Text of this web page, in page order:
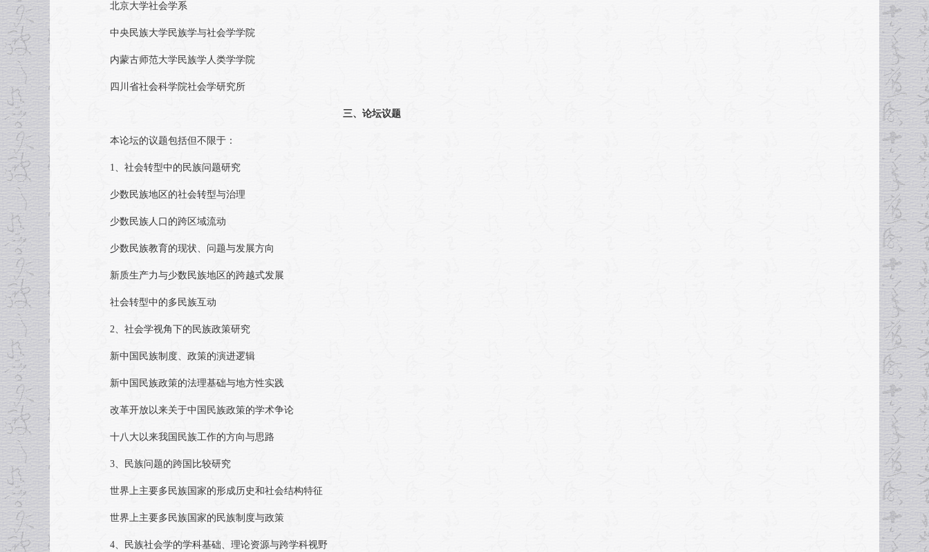
北京大学社会学系
中央民族大学民族学与社会学学院
内蒙古师范大学民族学人类学学院
四川省社会科学院社会学研究所
三、论坛议题
本论坛的议题包括但不限于：
1、社会转型中的民族问题研究
少数民族地区的社会转型与治理
少数民族人口的跨区域流动
少数民族教育的现状、问题与发展方向
新质生产力与少数民族地区的跨越式发展
社会转型中的多民族互动
2、社会学视角下的民族政策研究
新中国民族制度、政策的演进逻辑
新中国民族政策的法理基础与地方性实践
改革开放以来关于中国民族政策的学术争论
十八大以来我国民族工作的方向与思路
3、民族问题的跨国比较研究
世界上主要多民族国家的形成历史和社会结构特征
世界上主要多民族国家的民族制度与政策
4、民族社会学的学科基础、理论资源与跨学科视野